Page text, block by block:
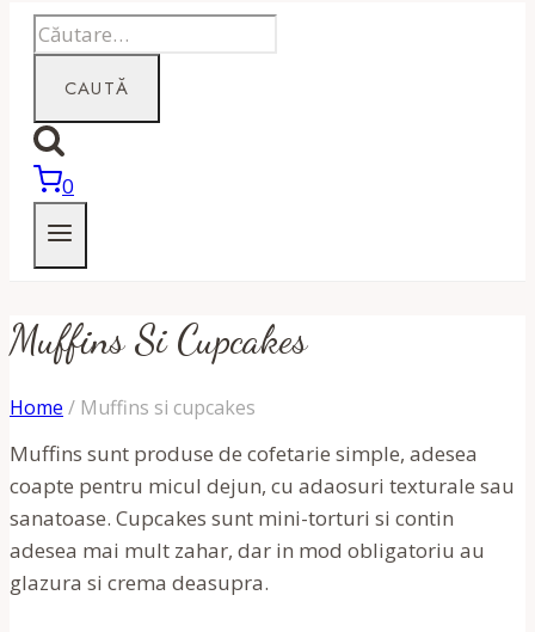
Caută
după:
0
Muffins Si Cupcakes
Home / Muffins si cupcakes
Muffins sunt produse de cofetarie simple, adesea
coapte pentru micul dejun, cu adaosuri texturale sau
sanatoase. Cupcakes sunt mini-torturi si contin
adesea mai mult zahar, dar in mod obligatoriu au
glazura si crema deasupra.